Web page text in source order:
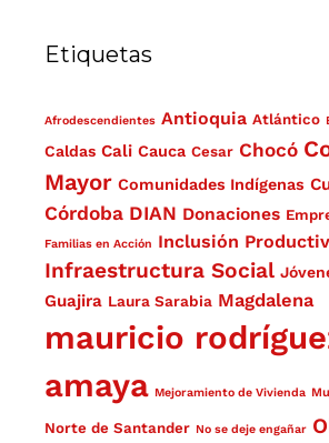
Etiquetas
Afrodescendientes Antioquia Atlántico
Caldas Cali Cauca Cesar Chocó
Mayor Comunidades Indígenas
Córdoba DIAN Donaciones
Familias en Acción Inclusión
Infraestructura Social
Guajira Laura Sarabia Magdalena
mauricio
amaya Mejoramiento de Vivienda
Norte de Santander No se deje engañar